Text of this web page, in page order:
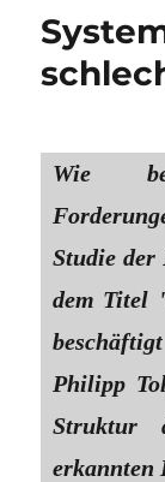
Wie
Studie der
dem Titel
Philipp
Struktur
erkannten